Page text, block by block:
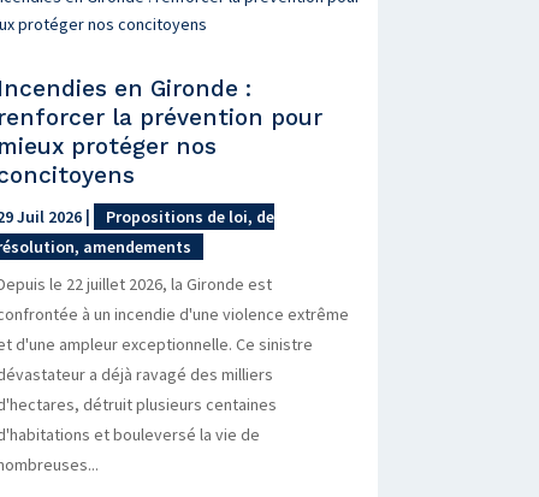
en Gironde :
la prévention pour
protéger nos
Juil 2026|
Propositions de loi, de
amendements
le 22 juillet 2026, la Gironde est
à un incendie d'une violence extrême
d'une ampleur exceptionnelle. Ce sinistre
a déjà ravagé des milliers
détruit plusieurs centaines
et bouleversé la vie de